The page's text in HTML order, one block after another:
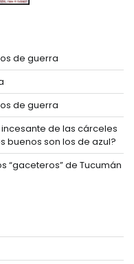
de guerra
de guerra
de las cárceles
buenos son los de azul?
“gaceteros” de Tucumán